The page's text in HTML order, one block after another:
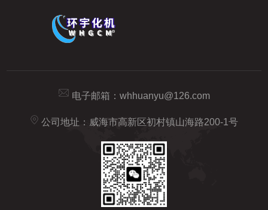
电子邮箱： whhuanyu@126.com
公司地址：威海市高新区初村镇山海路200-1号